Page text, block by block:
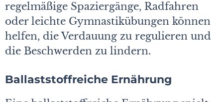
regelmäßige Spaziergänge, Radfahren
oder leichte Gymnastikübungen können
helfen, die Verdauung zu regulieren und
die Beschwerden zu lindern.
Ballaststoffreiche Ernährung